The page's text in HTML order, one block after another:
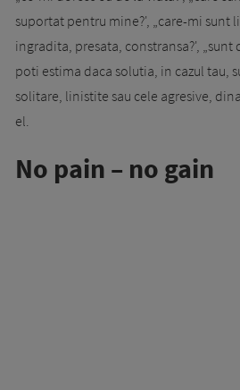
suportat pentru mine?', „care-mi sunt
ingradita, presata, constransa?', „sunt
poti estima daca solutia, in cazul tau,
solitare, linistite sau cele agresive,
el.
No pain – no gain